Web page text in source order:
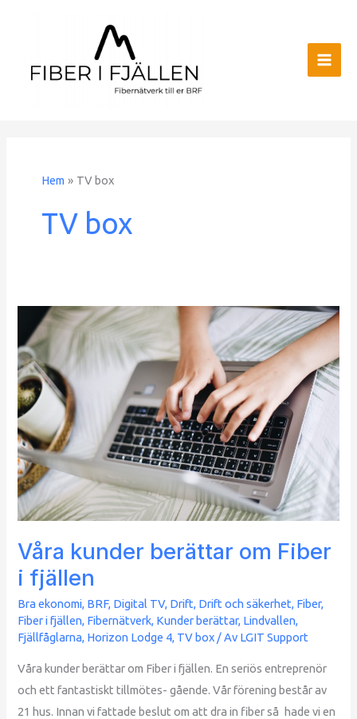
Hem TV box
TV box
Våra kunder berättar om Fiber
i fjällen
Bra ekonomi, BRF, Digital TV, Drift, Drift och säkerhet, Fiber,
Fiber i fjällen, Fibernätverk, Kunder berättar, Lindvallen,
Fjällfåglarna, Horizon Lodge 4, TV box / Av LGIT Support
Våra kunder berättar om Fiber i fjällen. En seriös entreprenör
och ett fantastiskt tillmötes- gående. Vår förening består av
21 hus. Innan vi fattade beslut om att dra in fiber så hade vi en
Våra
kunder
berättar
om
Fiber
i
fjällen